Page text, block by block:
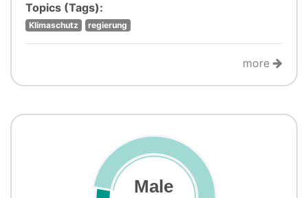
Topics (Tags):
Klimaschutz regierung
more
Male